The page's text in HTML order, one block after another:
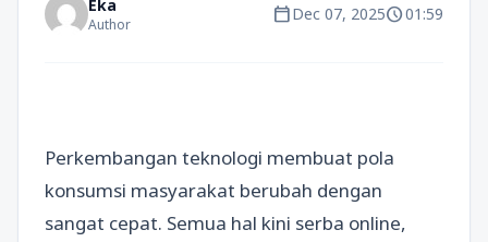
Eka
Author calendar_todayDec 07, 2025schedule01:59
Perkembangan teknologi membuat pola
konsumsi masyarakat berubah dengan
sangat cepat. Semua hal kini serba online,